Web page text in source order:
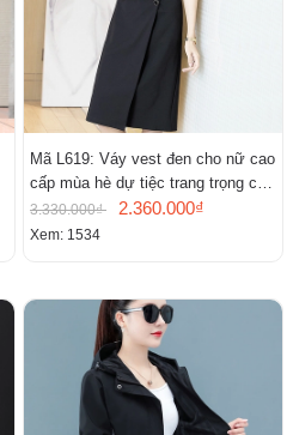
Mã L619: Váy vest đen cho nữ cao
cấp mùa hè dự tiệc trang trọng cao
cấp
3.330.000₫ 2.360.000₫
Xem: 1534